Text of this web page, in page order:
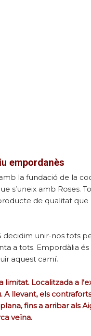
empordanès
la fundació de la
s’uneix amb Roses.
de qualitat que
unir-nos tots
a tots. Empordàlia és
aquest camí.
limitat. Localitzada a
A llevant, els
fins a arribar als
veïna.